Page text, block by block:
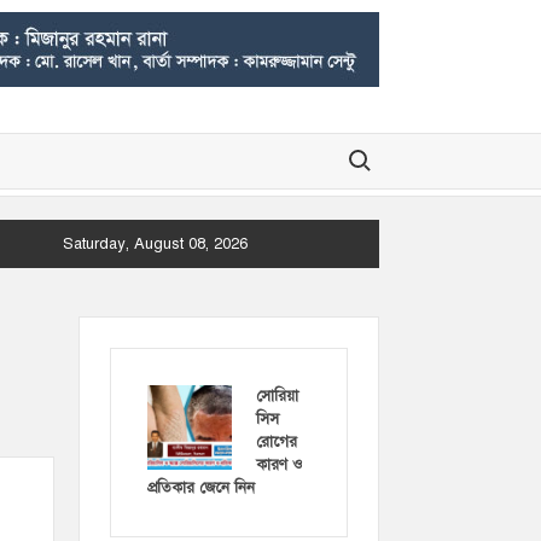
Search for:
Saturday, August 08, 2026
সোরিয়া
সিস
রোগের
কারণ ও
প্রতিকার জেনে নিন